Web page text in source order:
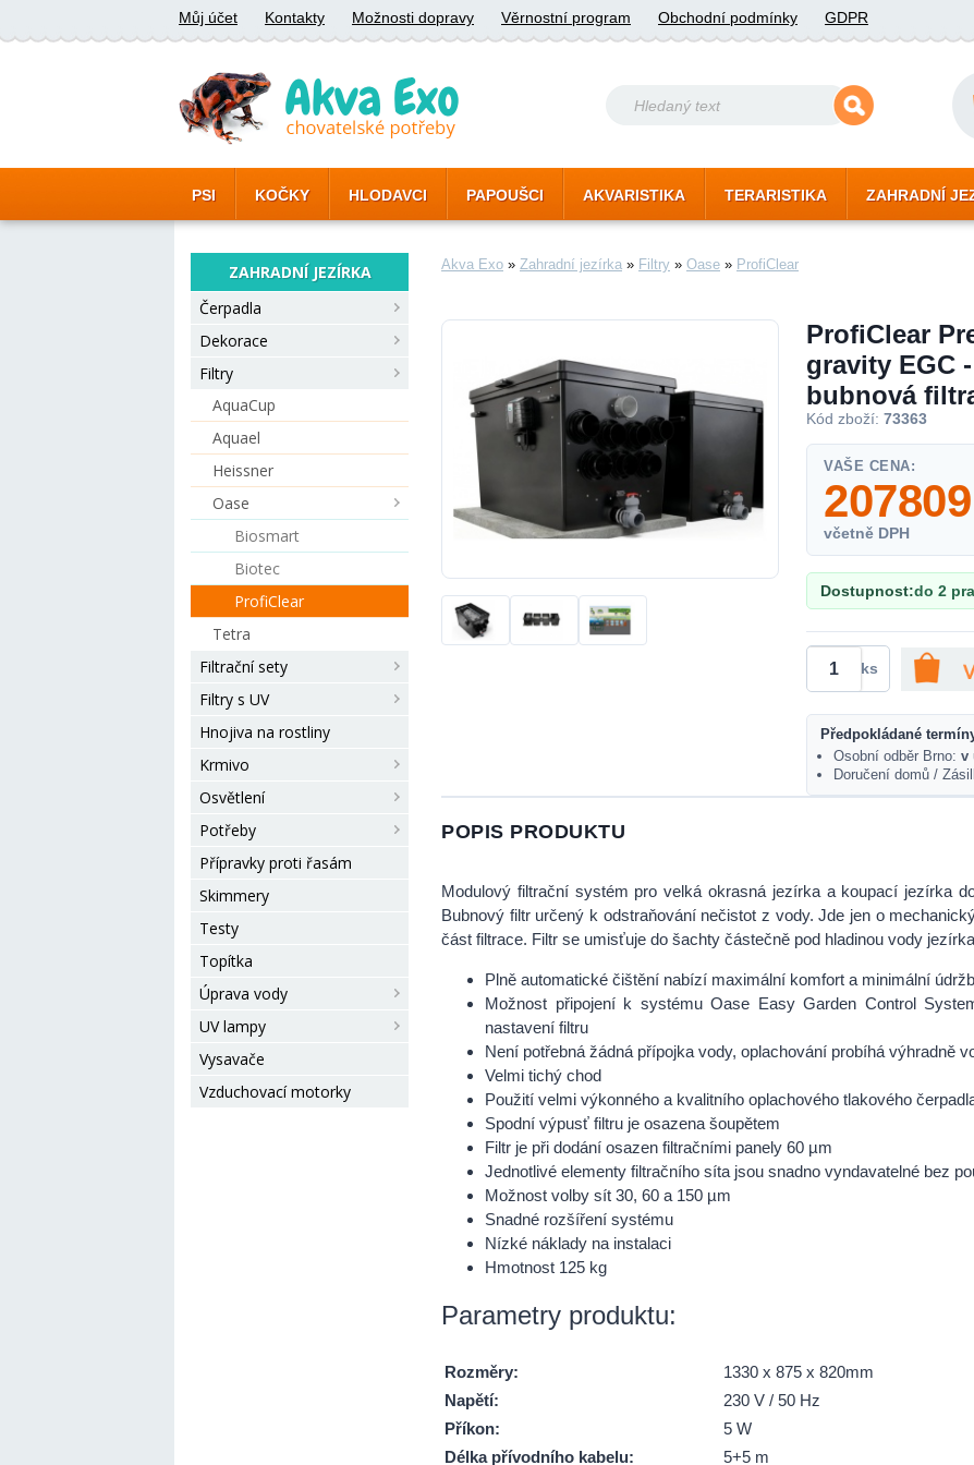
Můj účet Kontakty Možnosti dopravy Věrnostní program Obchodní podmínky GDPR
PSI KOČKY HLODAVCI PAPOUŠCI AKVARISTIKA TERARISTIKA ZAHRADNÍ
ZAHRADNÍ JEZÍRKA
Čerpadla
Dekorace
Filtry
AquaCup
Aquael
Heissner
Oase
Biosmart
Biotec
ProfiClear
Tetra
Filtrační sety
Filtry s UV
Hnojiva na rostliny
Krmivo
Osvětlení
Potřeby
Přípravky proti řasám
Skimmery
Testy
Topítka
Úprava vody
UV lampy
Vysavače
Vzduchovací motorky
Akva Exo » Zahradní jezírka » Filtry » Oase » ProfiClear
ProfiClear
gravity EGC
bubnová
Kód zboží: 73363
VAŠE CENA:
207809
včetně DPH
Dostupnost:do 2
ks
Předpokládané
Osobní odběr Brno: v
Doručení domů /
POPIS PRODUKTU
Modulový filtrační systém pro velká okrasná jezírka a koupací jezírka
Bubnový filtr určený k odstraňování nečistot z vody. Jde jen o
část filtrace. Filtr se umisťuje do šachty částečně pod hladinou vody
Plně automatické čištění nabízí maximální komfort a minimální
Možnost připojení k systému Oase Easy Garden Control
nastavení filtru
Není potřebná žádná přípojka vody, oplachování probíhá výhradně
Velmi tichý chod
Použití velmi výkonného a kvalitního oplachového tlakového
Spodní výpusť filtru je osazena šoupětem
Filtr je při dodání osazen filtračními panely 60 µm
Jednotlivé elementy filtračního síta jsou snadno vyndavatelné bez
Možnost volby sít 30, 60 a 150 µm
Snadné rozšíření systému
Nízké náklady na instalaci
Hmotnost 125 kg
Parametry produktu:
Rozměry:
1330 x 875 x 820mm
Napětí:
230 V / 50 Hz
Příkon:
5 W
Délka přívodního kabelu: 5+5 m